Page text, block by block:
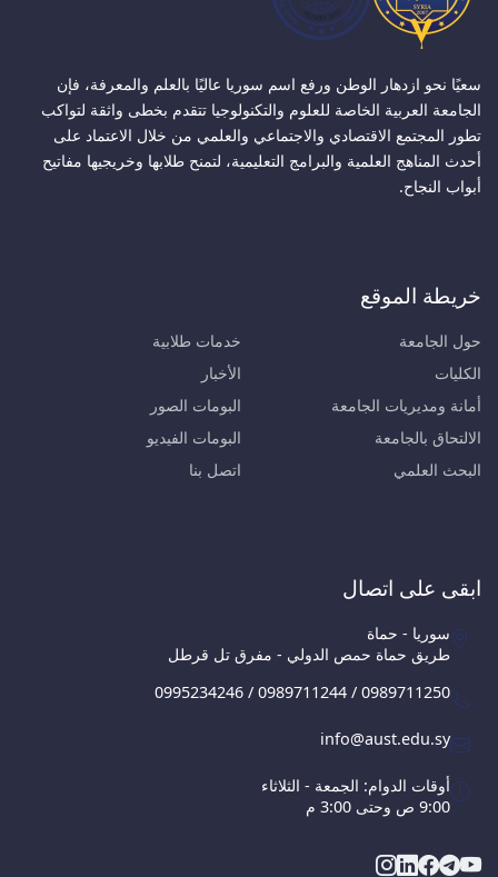
سعيًا نحو ازدهار الوطن ورفع اسم سوريا عاليًا بالعلم والمعرفة، فإن
الجامعة العربية الخاصة للعلوم والتكنولوجيا تتقدم بخطى واثقة لتواكب
تطور المجتمع الاقتصادي والاجتماعي والعلمي من خلال الاعتماد على
أحدث المناهج العلمية والبرامج التعليمية، لتمنح طلابها وخريجيها مفاتيح
أبواب النجاح.
خريطة الموقع
حول الجامعة
الكليات
أمانة ومديريات الجامعة
الالتحاق بالجامعة
البحث العلمي
خدمات طلابية
الأخبار
البومات الصور
البومات الفيديو
اتصل بنا
ابقى على اتصال
سوريا - حماة
طريق حماة حمص الدولي - مفرق تل قرطل
0995234246 / 0989711244 / 0989711250
info@aust.edu.sy
أوقات الدوام: الجمعة - الثلاثاء
9:00 ص وحتى 3:00 م